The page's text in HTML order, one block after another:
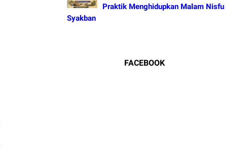
Praktik Menghidupkan Malam Nisfu
Syakban
FACEBOOK